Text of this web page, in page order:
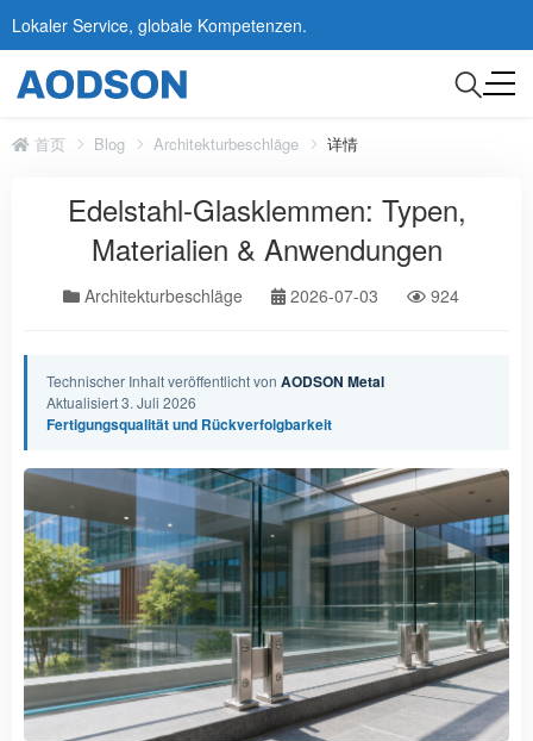
Lokaler Service, globale Kompetenzen.
首页 Blog Architekturbeschläge 详情
Edelstahl-Glasklemmen: Typen,
Materialien & Anwendungen
Architekturbeschläge 2026-07-03 924
Technischer Inhalt veröffentlicht von AODSON Metal
Aktualisiert 3. Juli 2026
Fertigungsqualität und Rückverfolgbarkeit